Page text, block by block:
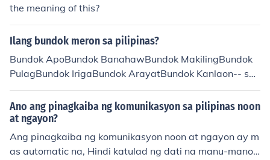
the meaning of this?
Ilang bundok meron sa pilipinas?
Bundok ApoBundok BanahawBundok MakilingBundok
PulagBundok IrigaBundok ArayatBundok Kanlaon-- san
a nakatulong ako sainyo :))
Ano ang pinagkaiba ng komunikasyon sa pilipinas noon
at ngayon?
Ang pinagkaiba ng komunikasyon noon at ngayon ay m
as automatic na, Hindi katulad ng dati na manu-mano